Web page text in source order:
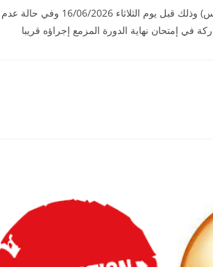
تدعو إدارة المركز الطلبة الاتية أسماؤهم إلى الإدارة لإستكمال ملفاتهم(دفع حقوق التمدرس) وذلك قبل يوم الثلاثاء 16/06/2026 وفي حالة عدم
في إمتحان نهاية الدورة المزمع إجراؤه قريبا